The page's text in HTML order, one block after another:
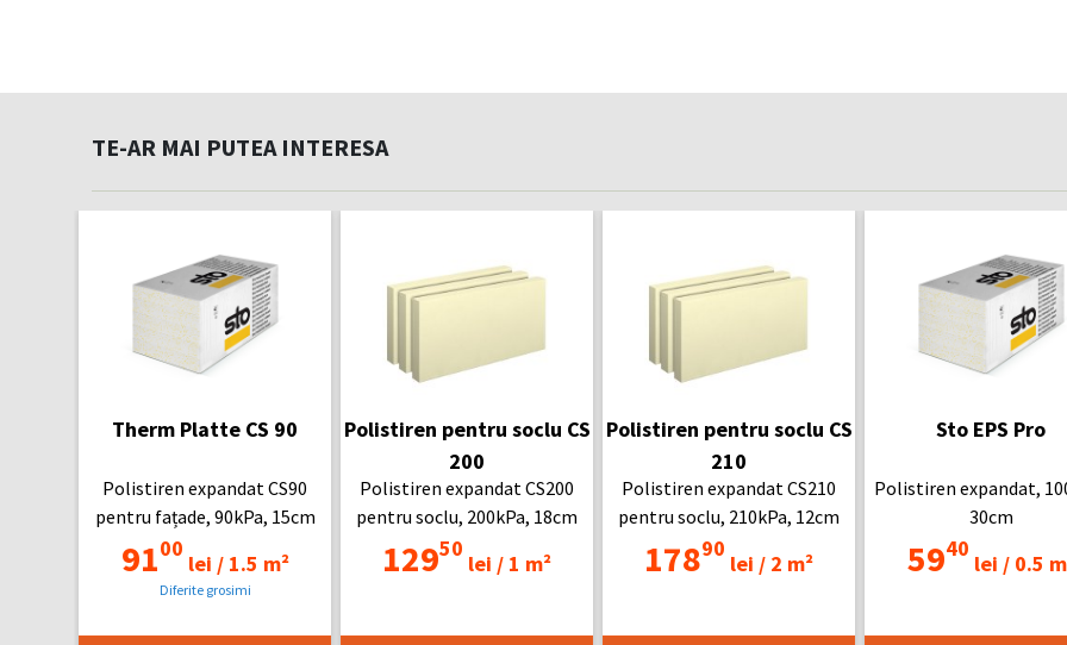
TE-AR MAI PUTEA INTERESA
Therm Platte CS 90
Polistiren expandat CS90
pentru fațade, 90kPa, 15cm
9100
lei /1.5 m²
Diferite grosimi
Polistiren pentru soclu CS
200
Polistiren expandat CS200
pentru soclu, 200kPa, 18cm
12950
lei / 1 m²
Polistiren pentru soclu CS
210
Polistiren expandat CS210
pentru soclu, 210kPa, 12cm
17890
lei / 2 m²
Sto EPS Pro
Polistiren expandat,
30cm
5940
lei /0.5